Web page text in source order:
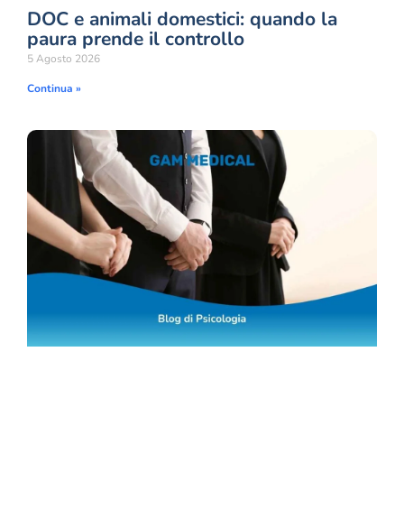
DOC e animali domestici: quando la
paura prende il controllo
5 Agosto 2026
Continua »